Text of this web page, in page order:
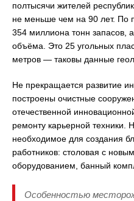
полтысячи жителей
не меньше чем на 90 лет. По
354 миллиона тонн запасов,
объёма. Это 25 угольных
метров — таковы данные
Не прекращается развитие
построены очистные
отечественной
ремонту карьерной техники.
необходимое для создания
работников: столовая с
оборудованием, банный
Особенностью